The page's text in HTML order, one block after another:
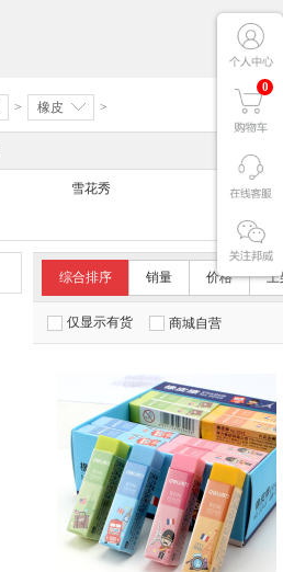
0
> 橡皮 >
雪花秀 舒适达/
综合排序 销量 价格 上
仅显示有货 商城自营